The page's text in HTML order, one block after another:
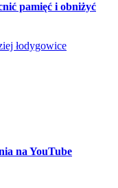
pamięć i obniżyć
na YouTube